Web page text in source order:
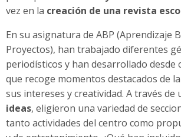
vez en la creación de una revista
En su asignatura de ABP (Aprendizaje
Proyectos), han trabajado diferentes
periodísticos y han desarrollado desde
que recoge momentos destacados de
sus intereses y creatividad. A través de
ideas, eligieron una variedad de
tanto actividades del centro como